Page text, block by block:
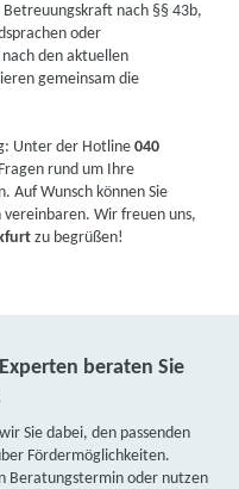
nach §§ 43b,
oder
nach den aktuellen
gemeinsam die
Unter der Hotline040
rund um Ihre
Auf Wunsch können Sie
Wir freuen uns,
zu begrüßen!
beraten Sie
Sie dabei, den passenden
Fördermöglichkeiten.
Beratungstermin oder nutzen